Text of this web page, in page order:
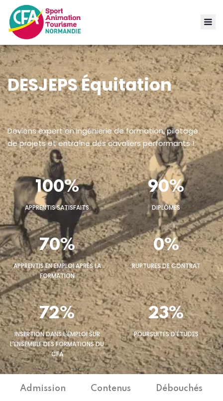
DESJEPS Équitation
Deviens expert en ingénierie de formation, pilotage
de projets et entraîne des cavaliers performants !
100%
APPRENTIS SATISFAITS
90%
DIPLÔMÉS
70%
APPRENTIS EN EMPLOI APRÈS LA
FORMATION
0%
RUPTURES DE CONTRAT
72%
INSERTION DANS L'EMPLOI SUR
L'ENSEMBLE DES FORMATIONS DU
CFA
23%
POURSUITES D'ÉTUDES
Admission Contenus Débouchés